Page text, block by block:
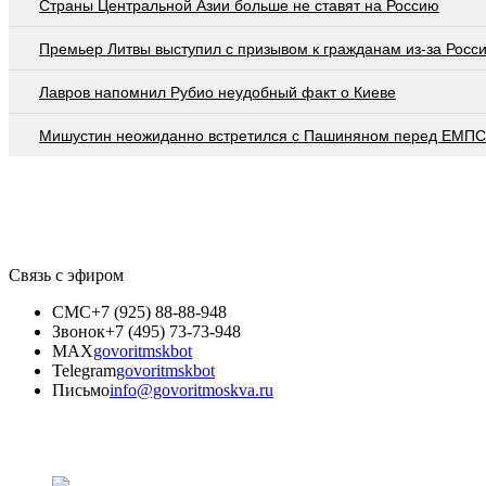
Страны Центральной Азии больше не ставят на Россию
Премьер Литвы выступил с призывом к гражданам из-за
Лавров напомнил Рубио неудобный факт о Киеве
Мишустин неожиданно встретился с Пашиняном перед ЕМПС
Связь с эфиром
СМС+7 (925) 88-88-948
Звонок+7 (495) 73-73-948
MAXgovoritmskbot
Telegramgovoritmskbot
Письмоinfo@govoritmoskva.ru